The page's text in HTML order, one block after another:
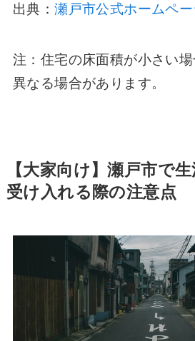
出典：瀬戸市公式ホームペー
注：住宅の床面積が小さい
異なる場合があります。
【大家向け】瀬戸市で
受け入れる際の注意点